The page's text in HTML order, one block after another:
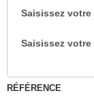
Saisissez votre
Saisissez votre
RÉFÉRENCE